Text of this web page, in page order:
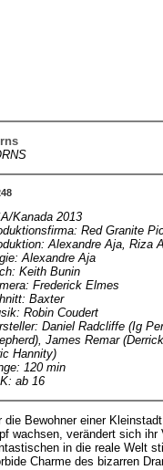
Kanada 2013
Red Granite
Alexandre Aja, Riza
Alexandre Aja
Keith Bunin
Frederick Elmes
Baxter
Robin Coudert
Daniel Radcliffe (Ig
James Remar
Hannity)
120 min
ab 16
die Bewohner einer
wachsen, verändert sich ihr
in die reale Welt
Charme des bizarren